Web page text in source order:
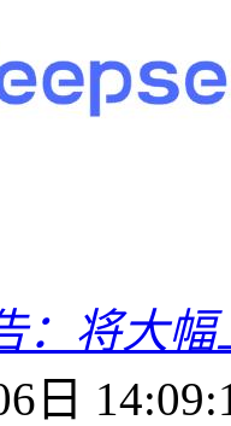
：将大
日